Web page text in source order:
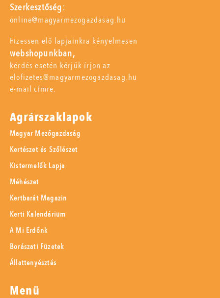
Szerkesztőség:
online@magyarmezogazdasag.hu
Fizessen elő lapjainkra kényelmesen
webshopunkban,
kérdés esetén kérjük írjon az
elofizetes@magyarmezogazdasag.hu
e-mail címre.
Agrárszaklapok
Magyar Mezőgazdaság
Kertészet és Szőlészet
Kistermelők Lapja
Méhészet
Kertbarát Magazin
Kerti Kalendárium
A Mi Erdőnk
Borászati Füzetek
Állattenyésztés
Menü